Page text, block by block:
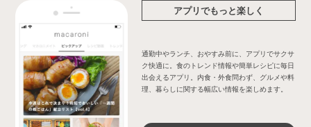
アプリでもっと楽しく
通勤中やランチ、おやすみ前に、アプリでサクサ
ク快適に。食のトレンド情報や簡単レシピに毎日
出会えるアプリ。内食・外食問わず、グルメや料
理、暮らしに関する幅広い情報を楽しめます。